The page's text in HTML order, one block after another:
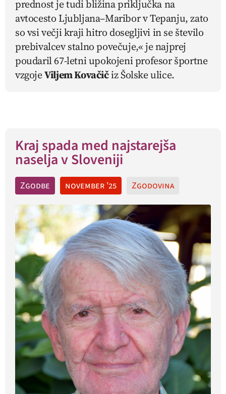
prednost je tudi bližina priključka na
avtocesto Ljubljana–Maribor v Tepanju, zato
so vsi večji kraji hitro dosegljivi in se število
prebivalcev stalno povečuje,« je najprej
poudaril 67-letni upokojeni profesor športne
vzgojeViljem Kovačičiz Šolske ulice.
Kraj spada med najstarejša
naselja v Sloveniji
Zgodbe november '25 Zgodovina